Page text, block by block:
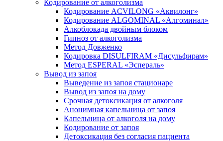
Кодирование от алкоголизма
Кодирование ACVILONG «Аквилонг»
Кодирование ALGOMINAL «Алгоминал»
Алкоблокада двойным блоком
Гипноз от алкоголизма
Метод Довженко
Кодировка DISULFIRAM «Дисульфирам»
Метод ESPERAL «Эспераль»
Вывод из запоя
Выведение из запоя стационаре
Вывод из запоя на дому
Срочная детоксикация от алкоголя
Анонимная капельница от запоя
Капельница от алкоголя на дому
Кодирование от запоя
Детоксикация без согласия пациента